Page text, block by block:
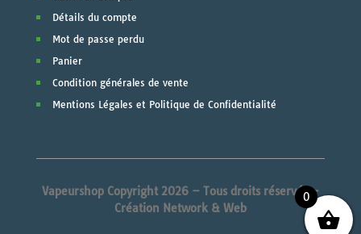
Détails du compte
Mot de passe perdu
Panier
Condition générales de vente
Mentions Légales et Politique de Confidentialité
Vapeurshop Copyright 2026 – Tous droits réservés –
Création Network & Web
0